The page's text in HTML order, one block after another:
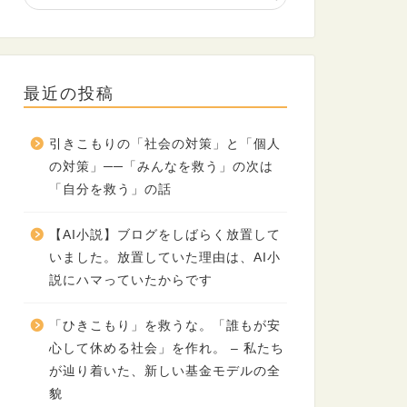
最近の投稿
引きこもりの「社会の対策」と「個人
の対策」──「みんなを救う」の次は
「自分を救う」の話
【AI小説】ブログをしばらく放置して
いました。放置していた理由は、AI小
説にハマっていたからです
「ひきこもり」を救うな。「誰もが安
心して休める社会」を作れ。 – 私たち
が辿り着いた、新しい基金モデルの全
貌